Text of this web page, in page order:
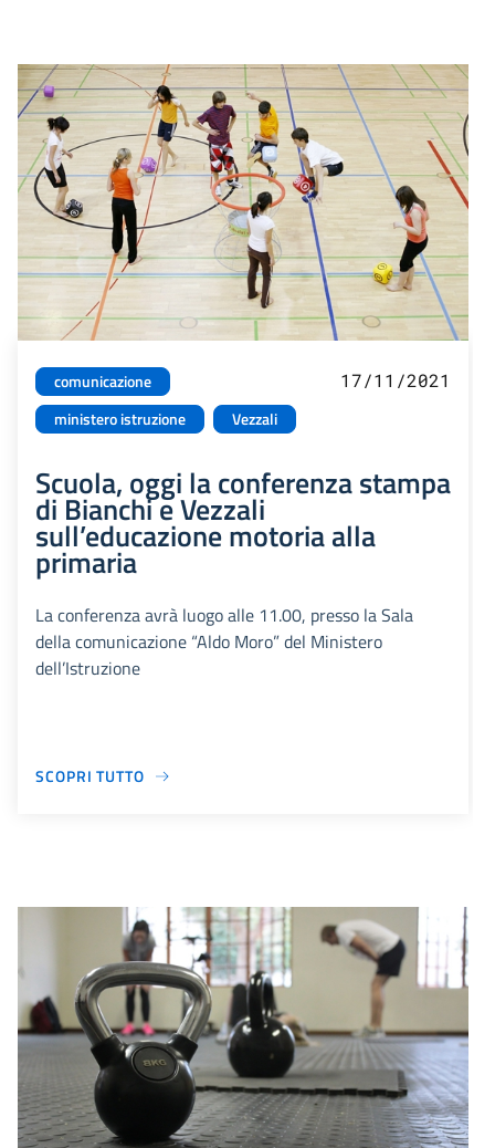
comunicazione
ministero istruzione
Vezzali
17/11/2021
Scuola, oggi la conferenza stampa
di Bianchi e Vezzali
sull’educazione motoria alla
primaria
La conferenza avrà luogo alle 11.00, presso la Sala
della comunicazione “Aldo Moro” del Ministero
dell’Istruzione
SCOPRI TUTTO